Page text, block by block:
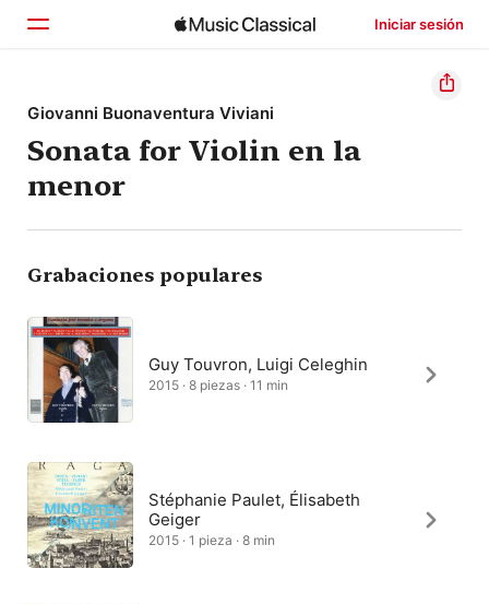
Iniciar sesión
Inicio
Explorar
Buscar
Giovanni Buonaventura Viviani
Sonata for Violin en la
menor
Grabaciones populares
Guy Touvron, Luigi Celeghin
2015 · 8 piezas · 11 min
Stéphanie Paulet, Élisabeth
Geiger
2015 · 1 pieza · 8 min